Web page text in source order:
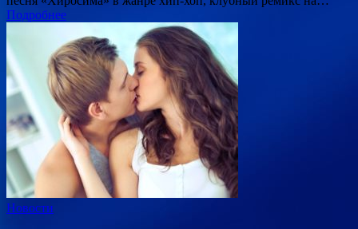
Подробнее
Новости